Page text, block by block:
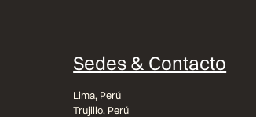
Sedes & Contacto
Lima, Perú
Trujillo, Perú